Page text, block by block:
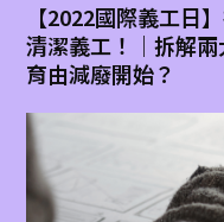
【2022國際義工日
清潔義工！｜拆解
育由減廢開始？